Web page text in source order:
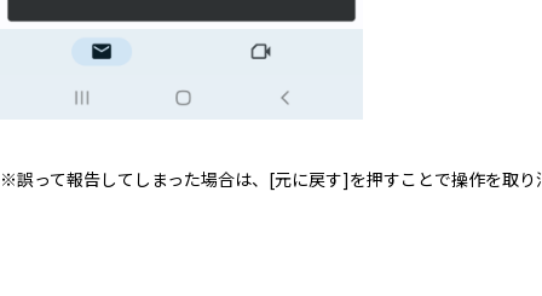
※誤って報告してしまった場合は、[元に戻す]を押すことで操作を取り